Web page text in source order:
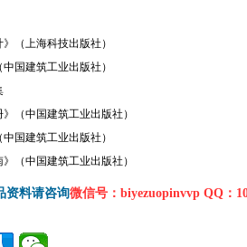
（上海科技出版社）
国建筑工业出版社）
（中国建筑工业出版社）
国建筑工业出版社）
（中国建筑工业出版社）
资料请咨询微信号：biyezuopinvvp QQ